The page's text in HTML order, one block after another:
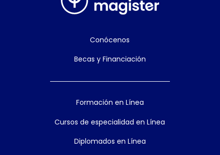
Conócenos
Becas y Financiación
Formación en Línea
Cursos de especialidad en Línea
Diplomados en Línea